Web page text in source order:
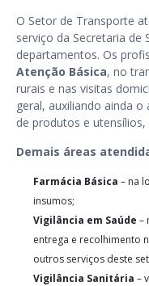
O Setor de Transporte
serviço da Secretaria de
departamentos. Os
Atenção Básica, no
rurais e nas visitas
geral, auxiliando ainda
de produtos e
Demais áreas
Farmácia Básica – na
insumos;
Vigilância em Saúde –
entrega e recolhimento
outros serviços deste
Vigilância Sanitária –